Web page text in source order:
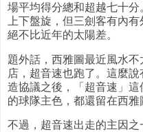
場平均得分總和超越七十
上下盤旋，但三劍客有內
絕不比近年的太陽差。
題外話，西雅圖最近風水
店，超音速也跑了。這麼
造協議之後，「超音速」
的球隊主色，都還留在西雅
不過，超音速出走的主因